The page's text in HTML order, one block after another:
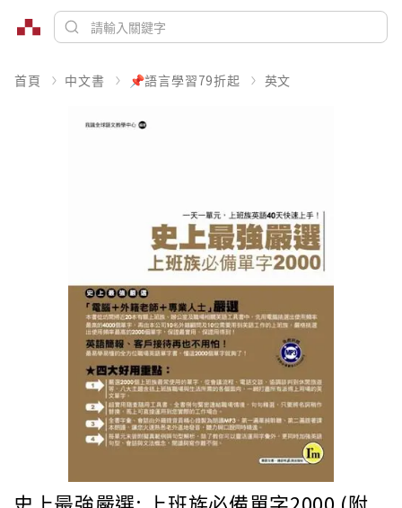
首頁 中文書 📌語言學習79折起 英文
史上最強嚴選: 上班族必備單字2000 (附